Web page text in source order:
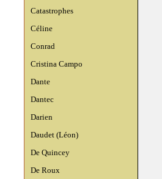
Catastrophes
Céline
Conrad
Cristina Campo
Dante
Dantec
Darien
Daudet (Léon)
De Quincey
De Roux